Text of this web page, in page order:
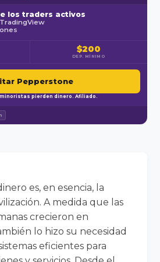
los traders activos
$200
DEP. MÍNIMO
Pepperstone
pierden dinero. Afiliado.
es, en esencia, la
A medida que las
crecieron en
lo hizo su necesidad
eficientes para